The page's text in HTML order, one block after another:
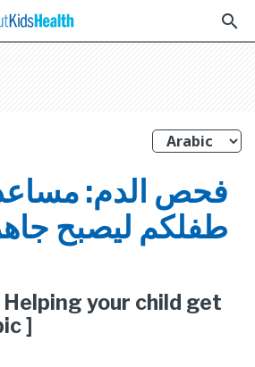
search
فحص الدم:
طفلكم ليصبح
Helping your child get
]